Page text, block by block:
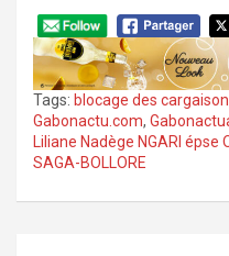
Tags: blocage des
Gabonactu.com,
Liliane Nadège NGARI épse
SAGA-BOLLORE